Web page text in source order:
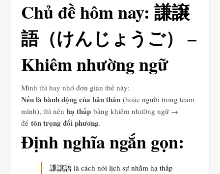
Chủ đề hôm nay: 謙譲
語（けんじょうご） –
Khiêm nhường ngữ
Mình thì hay nhớ đơn giản thế này:
Nếu là hành động của bản thân (hoặc người trong team
mình), thì nên hạ thấp bằng khiêm nhường ngữ →
để tôn trọng đối phương.
Định nghĩa ngắn gọn:
謙譲語 là cách nói lịch sự nhằm hạ thấp